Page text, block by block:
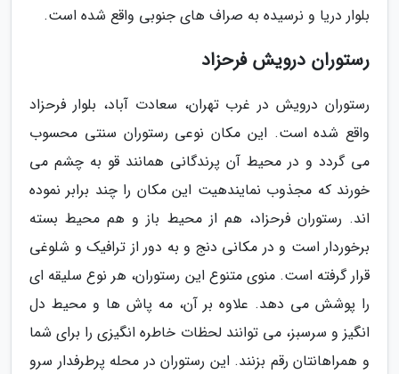
بلوار دریا و نرسیده به صراف های جنوبی واقع شده است.
رستوران درویش فرحزاد
رستوران درویش در غرب تهران، سعادت آباد، بلوار فرحزاد
واقع شده است. این مکان نوعی رستوران سنتی محسوب
می گردد و در محیط آن پرندگانی همانند قو به چشم می
خورند که مجذوب نمایندهیت این مکان را چند برابر نموده
اند. رستوران فرحزاد، هم از محیط باز و هم محیط بسته
برخوردار است و در مکانی دنج و به دور از ترافیک و شلوغی
قرار گرفته است. منوی متنوع این رستوران، هر نوع سلیقه ای
را پوشش می دهد. علاوه بر آن، مه پاش ها و محیط دل
انگیز و سرسبز، می توانند لحظات خاطره انگیزی را برای شما
و همراهانتان رقم بزنند. این رستوران در محله پرطرفدار سرو